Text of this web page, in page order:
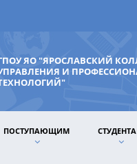
ЯО "ЯРОСЛАВСКИЙ
И
ПОСТУПАЮЩИМ